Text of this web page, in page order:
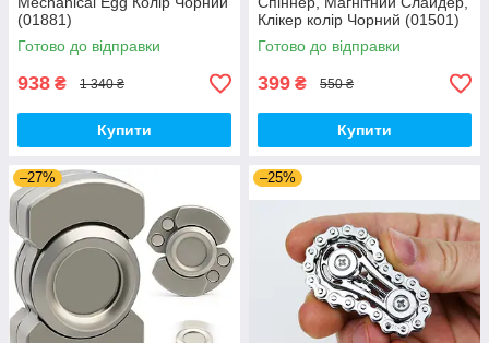
(01881)
Готово до відправки
938 ₴ 1 340 ₴
Купити
Клікер колір Чорний (01501)
Готово до відправки
399 ₴ 550 ₴
Купити
–27% –25%